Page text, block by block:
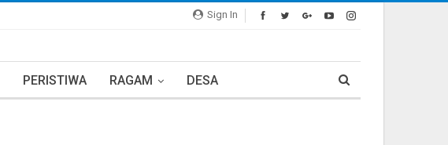
Sign In
PERISTIWA RAGAM DESA